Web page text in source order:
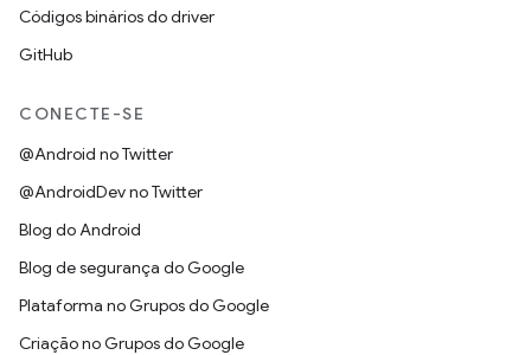
Códigos binários do driver
GitHub
CONECTE-SE
@Android no Twitter
@AndroidDev no Twitter
Blog do Android
Blog de segurança do Google
Plataforma no Grupos do Google
Criação no Grupos do Google